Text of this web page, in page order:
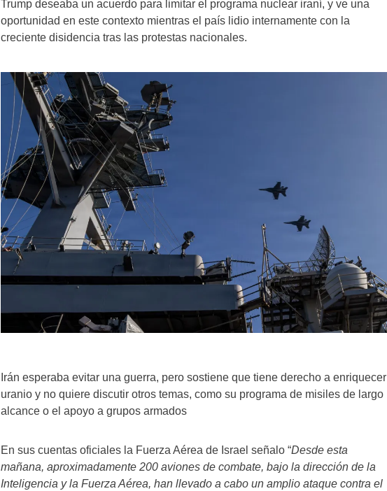
Trump deseaba un acuerdo para limitar el programa nuclear iraní, y ve una
oportunidad en este contexto mientras el país lidio internamente con la
creciente disidencia tras las protestas nacionales.
Irán esperaba evitar una guerra, pero sostiene que tiene derecho a enriquecer
uranio y no quiere discutir otros temas, como su programa de misiles de largo
alcance o el apoyo a grupos armados
En sus cuentas oficiales la Fuerza Aérea de Israel señalo “Desde esta
mañana, aproximadamente 200 aviones de combate, bajo la dirección de la
Inteligencia y la Fuerza Aérea, han llevado a cabo un amplio ataque contra el